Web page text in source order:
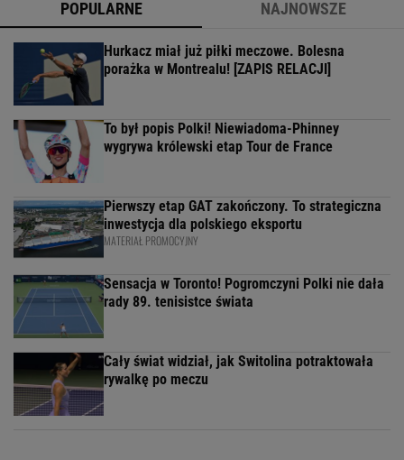
POPULARNE NAJNOWSZE
Hurkacz miał już piłki meczowe. Bolesna
porażka w Montrealu! [ZAPIS RELACJI]
To był popis Polki! Niewiadoma-Phinney
wygrywa królewski etap Tour de France
Pierwszy etap GAT zakończony. To strategiczna
inwestycja dla polskiego eksportu
MATERIAŁ PROMOCYJNY
Sensacja w Toronto! Pogromczyni Polki nie dała
rady 89. tenisistce świata
Cały świat widział, jak Switolina potraktowała
rywalkę po meczu